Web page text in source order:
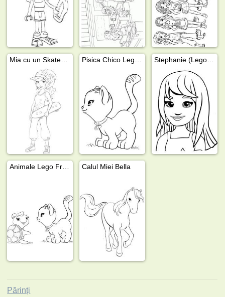
Calul Miei Bella
Părinți